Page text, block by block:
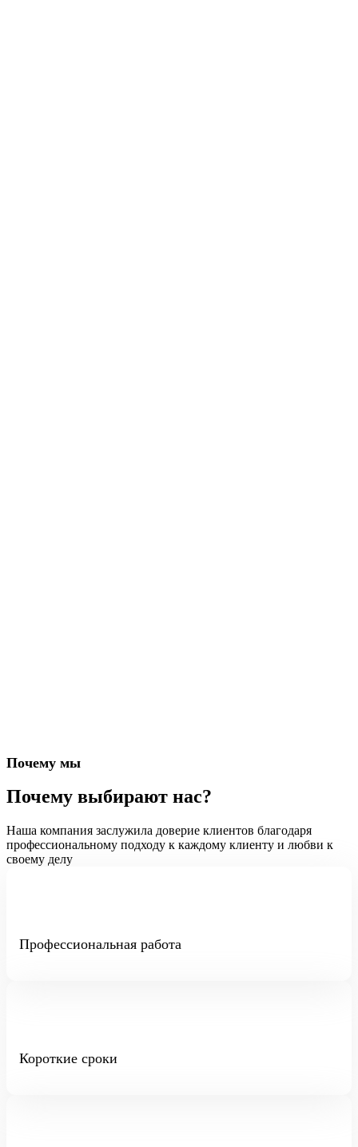
Почему мы
Почему выбирают нас?
Наша компания заслужила доверие клиентов благодаря
профессиональному подходу к каждому клиенту и любви к
своему делу
Профессиональная работа
Короткие сроки